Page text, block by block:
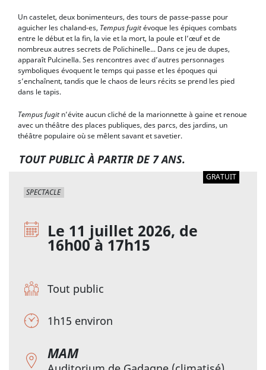
Un castelet, deux bonimenteurs, des tours de passe-passe pour
aguicher les chaland-es, Tempus fugitévoque les épiques combats
entre le début et la fin, la vie et la mort, la poule et l’œuf et de
nombreux autres secrets de Polichinelle... Dans ce jeu de dupes,
apparaît Pulcinella. Ses rencontres avec d’autres personnages
symboliques évoquent le temps qui passe et les époques qui
s’enchaînent, tandis que le chaos de leurs récits se prend les pied
dans le tapis.
Tempus fugitn’évite aucun cliché de la marionnette à gaine et renoue
avec un théâtre des places publiques, des parcs, des jardins, un
théâtre populaire où se mêlent savant et savetier.
TOUT PUBLIC À PARTIR DE 7 ANS.
GRATUIT
SPECTACLE
Le 11 juillet 2026, de
16h00 à 17h15
Tout public
1h15 environ
MAM